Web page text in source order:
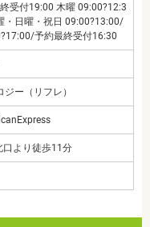
受付19:00 木曜 09:00?12:3
・日曜・祝日 09:00?13:00/
予約最終受付16:30
ー（リフレ）
口より徒歩11分